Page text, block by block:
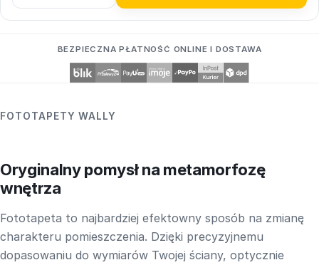
BEZPIECZNA PŁATNOŚĆ ONLINE I DOSTAWA
FOTOTAPETY WALLY
Oryginalny pomysł na metamorfozę
wnętrza
Fototapeta to najbardziej efektowny sposób na zmianę
charakteru pomieszczenia. Dzięki precyzyjnemu
dopasowaniu do wymiarów Twojej ściany, optycznie